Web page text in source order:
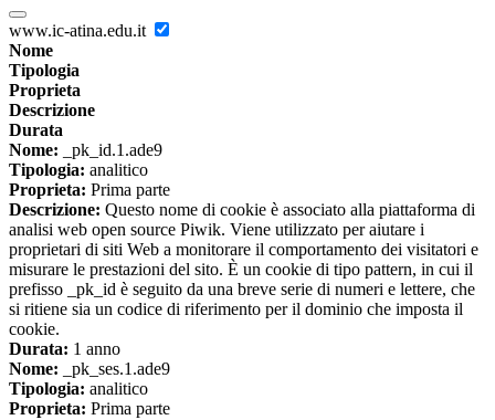
www.ic-atina.edu.it
Nome
Tipologia
Proprieta
Descrizione
Durata
Nome: _pk_id.1.ade9
Tipologia: analitico
Proprieta: Prima parte
Descrizione: Questo nome di cookie è associato alla piattaforma di
analisi web open source Piwik. Viene utilizzato per aiutare i
proprietari di siti Web a monitorare il comportamento dei visitatori e
misurare le prestazioni del sito. È un cookie di tipo pattern, in cui il
prefisso _pk_id è seguito da una breve serie di numeri e lettere, che
si ritiene sia un codice di riferimento per il dominio che imposta il
cookie.
Durata: 1 anno
Nome: _pk_ses.1.ade9
Tipologia: analitico
Proprieta: Prima parte